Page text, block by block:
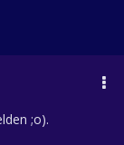
;o).